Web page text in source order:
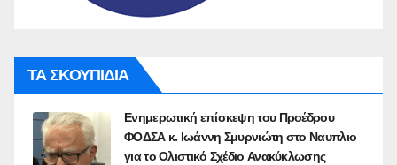
ΤΑ ΣΚΟΥΠΙΔΙΑ
Ενημερωτική επίσκεψη του Προέδρου
ΦΟΔΣΑ κ. Ιωάννη Σμυρνιώτη στο Ναυπλιο
για το Ολιστικό Σχέδιο Ανακύκλωσης